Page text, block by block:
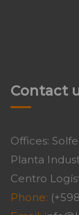
Contact
Offices:
Planta
Centro
Phone: